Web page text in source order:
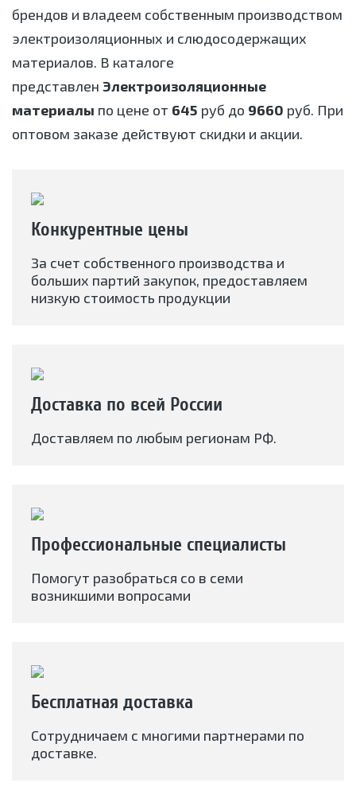
брендов и владеем собственным производством
электроизоляционных и слюдосодержащих
материалов. В каталоге
представлен Электроизоляционные
материалы по цене от 645 руб до 9660 руб. При
оптовом заказе действуют скидки и акции.
Конкурентные цены
За счет собственного производства и
больших партий закупок, предоставляем
низкую стоимость продукции
Доставка по всей России
Доставляем по любым регионам РФ.
Профессиональные специалисты
Помогут разобраться со в семи
возникшими вопросами
Бесплатная доставка
Сотрудничаем с многими партнерами по
доставке.